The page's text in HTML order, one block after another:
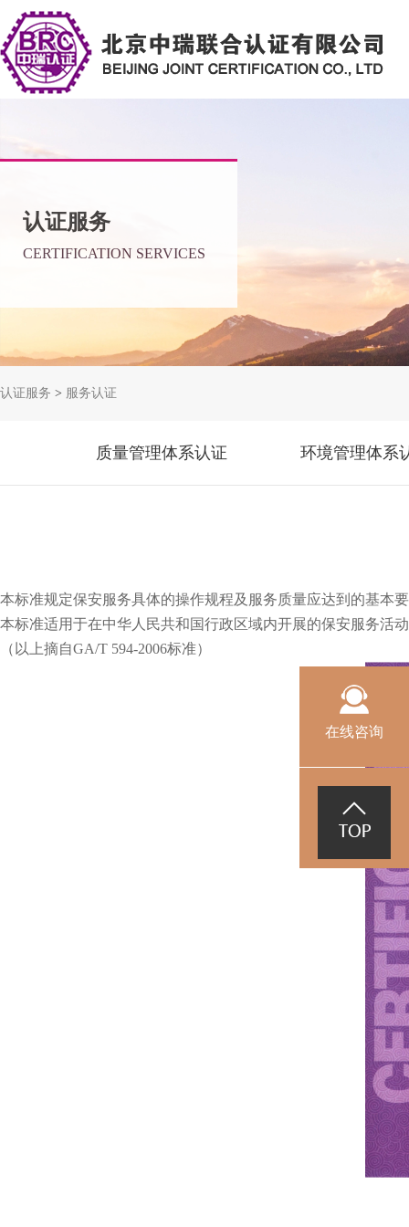
认证服务
CERTIFICATION SERVICES
认证服务 > 服务认证
质量管理体系认证 环境管理体系
本标准规定保安服务具体的操作规程及服务质量应达到的基本
本标准适用于在中华人民共和国行政区域内开展的保安服务活动
（以上摘自GA/T 594-2006标准）
在线咨询